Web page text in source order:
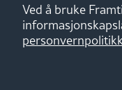
Ved å bruke